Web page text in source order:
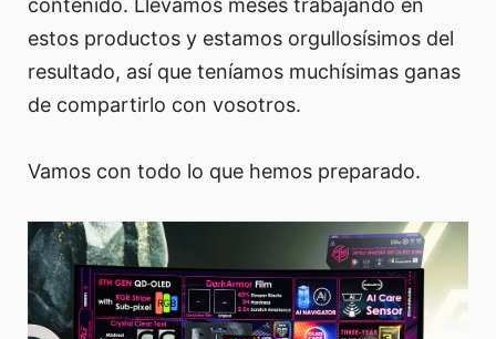
contenido. Llevamos meses trabajando en
estos productos y estamos orgullosísimos del
resultado, así que teníamos muchísimas ganas
de compartirlo con vosotros.
Vamos con todo lo que hemos preparado.